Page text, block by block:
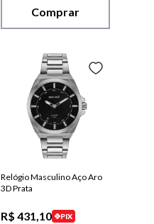
Comprar
Relógio Masculino Aço Aro
3D Prata
R$ 431,10
PIX